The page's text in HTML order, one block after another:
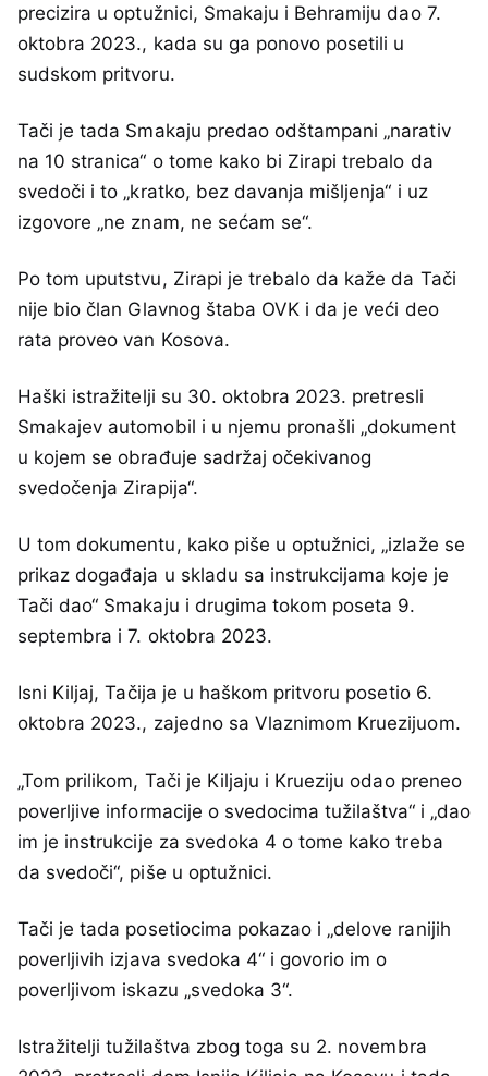
precizira u optužnici, Smakaju i Behramiju dao 7.
oktobra 2023., kada su ga ponovo posetili u
sudskom pritvoru.
Tači je tada Smakaju predao odštampani „narativ
na 10 stranica“ o tome kako bi Zirapi trebalo da
svedoči i to „kratko, bez davanja mišljenja“ i uz
izgovore „ne znam, ne sećam se“.
Po tom uputstvu, Zirapi je trebalo da kaže da Tači
nije bio član Glavnog štaba OVK i da je veći deo
rata proveo van Kosova.
Haški istražitelji su 30. oktobra 2023. pretresli
Smakajev automobil i u njemu pronašli „dokument
u kojem se obrađuje sadržaj očekivanog
svedočenja Zirapija“.
U tom dokumentu, kako piše u optužnici, „izlaže se
prikaz događaja u skladu sa instrukcijama koje je
Tači dao“ Smakaju i drugima tokom poseta 9.
septembra i 7. oktobra 2023.
Isni Kiljaj, Tačija je u haškom pritvoru posetio 6.
oktobra 2023., zajedno sa Vlaznimom Kruezijuom.
„Tom prilikom, Tači je Kiljaju i Krueziju odao preneo
poverljive informacije o svedocima tužilaštva“ i „dao
im je instrukcije za svedoka 4 o tome kako treba
da svedoči“, piše u optužnici.
Tači je tada posetiocima pokazao i „delove ranijih
poverljivih izjava svedoka 4“ i govorio im o
poverljivom iskazu „svedoka 3“.
Istražitelji tužilaštva zbog toga su 2. novembra